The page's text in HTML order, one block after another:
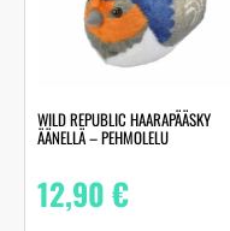
WILD REPUBLIC HAARAPÄÄSKY
ÄÄNELLÄ – PEHMOLELU
12,90€